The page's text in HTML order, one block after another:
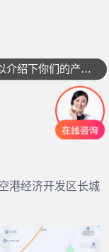
港经济开发区长城
你们是怎么收费的呢